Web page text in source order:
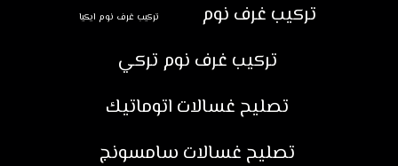
تركيب غرف نوم
تركيب غرف نوم ايكيا
تركيب غرف نوم تركي
تصليح غسالات اتوماتيك
تصليح غسالات سامسونج